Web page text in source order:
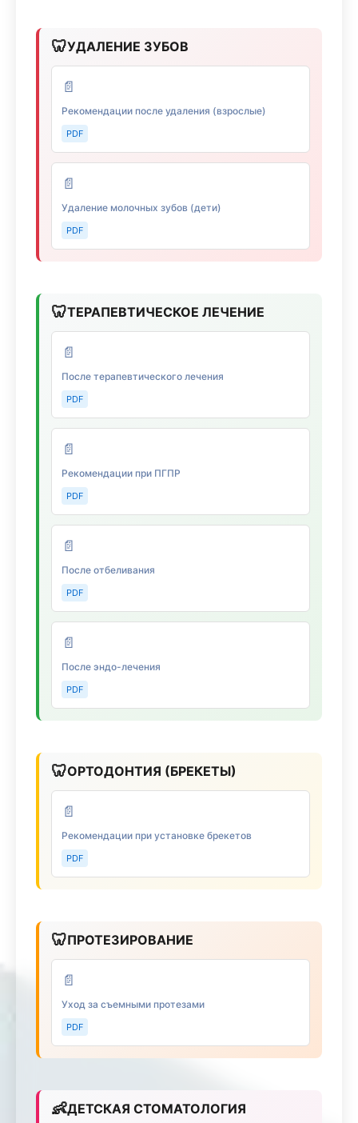
🦷УДАЛЕНИЕ ЗУБОВ
📄
Рекомендации после удаления (взрослые)
PDF
📄
Удаление молочных зубов (дети)
PDF
🦷ТЕРАПЕВТИЧЕСКОЕ ЛЕЧЕНИЕ
📄
После терапевтического лечения
PDF
📄
Рекомендации при ПГПР
PDF
📄
После отбеливания
PDF
📄
После эндо-лечения
PDF
🦷ОРТОДОНТИЯ (БРЕКЕТЫ)
📄
Рекомендации при установке брекетов
PDF
🦷ПРОТЕЗИРОВАНИЕ
📄
Уход за съемными протезами
PDF
👶ДЕТСКАЯ СТОМАТОЛОГИЯ